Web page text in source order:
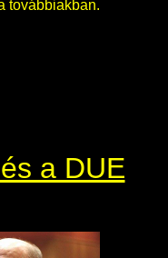
továbbiakban.
a DUE